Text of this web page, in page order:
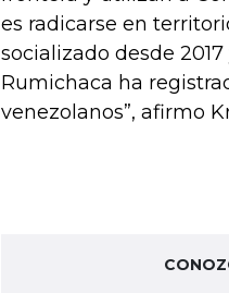
es radicarse en
socializado desde
Rumichaca ha
venezolanos”, afirmo